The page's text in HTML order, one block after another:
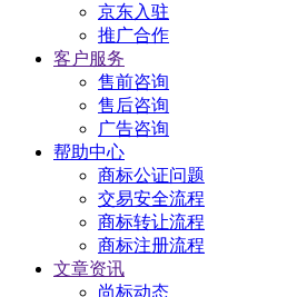
京东入驻
推广合作
客户服务
售前咨询
售后咨询
广告咨询
帮助中心
商标公证问题
交易安全流程
商标转让流程
商标注册流程
文章资讯
尚标动态